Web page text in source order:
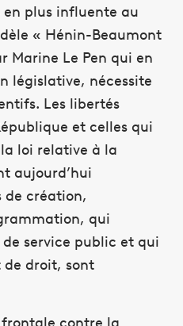
plus influente au
« Hénin-Beaumont
Marine Le Pen qui en
législative, nécessite
Les libertés
et celles qui
loi relative à la
aujourd’hui
de création,
qui
service public et qui
de droit, sont